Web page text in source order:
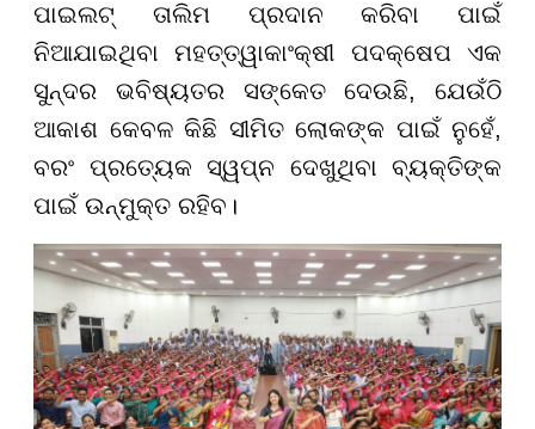
ପାଇଲଟ୍ ତାଲିମ ପ୍ରଦାନ କରିବା ପାଇଁ
ନିଆଯାଇଥିବା ମହତ୍ତ୍ୱାକାଂକ୍ଷୀ ପଦକ୍ଷେପ ଏକ
ସୁନ୍ଦର ଭବିଷ୍ୟତର ସଙ୍କେତ ଦେଉଛି, ଯେଉଁଠି
ଆକାଶ କେବଳ କିଛି ସୀମିତ ଲୋକଙ୍କ ପାଇଁ ନୁହେଁ,
ବରଂ ପ୍ରତ୍ୟେକ ସ୍ୱପ୍ନ ଦେଖୁଥିବା ବ୍ୟକ୍ତିଙ୍କ
ପାଇଁ ଉନ୍ମୁକ୍ତ ରହିବ।